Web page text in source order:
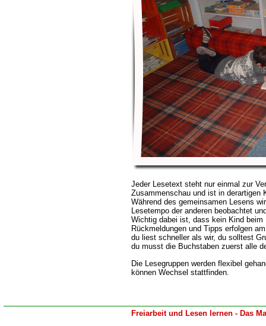
Jeder Lesetext steht nur einmal zur
Zusammenschau und ist in derartigen
Während des gemeinsamen Lesens
Lesetempo der anderen beobachtet
Wichtig dabei ist, dass kein Kind beim
Rückmeldungen und Tipps erfolgen
du liest schneller als wir, du solltest
du musst die Buchstaben zuerst alle
Die Lesegruppen werden flexibel
können Wechsel stattfinden.
Freiarbeit und Lesen lernen - Das